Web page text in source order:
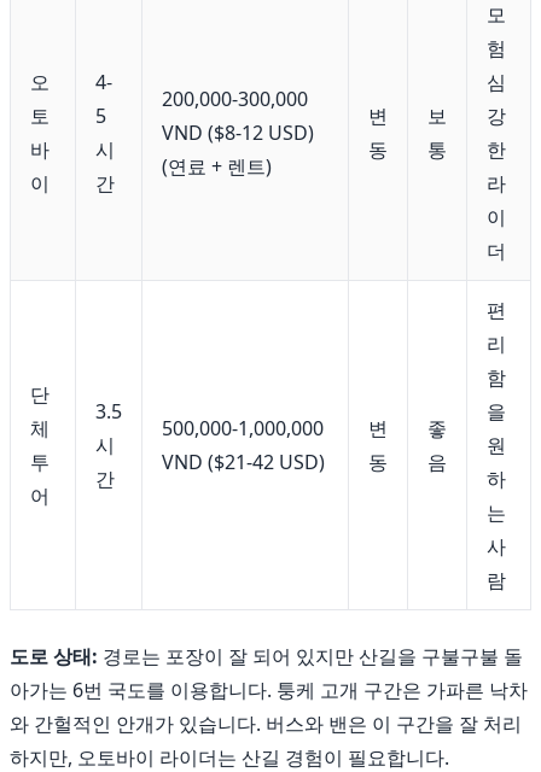
오
토
바
이
4-
5
시
간
200,000-300,000
VND ($8-12 USD)
(연료 + 렌트)
변
동
보
통
모
험
심
강
한
라
이
더
단
체
투
어
3.5
시
간
500,000-1,000,000
VND ($21-42 USD)
변
동
좋
음
편
리
함
을
원
하
는
사
람
도로 상태: 경로는 포장이 잘 되어 있지만 산길을 구불구불 돌
아가는 6번 국도를 이용합니다. 퉁케 고개 구간은 가파른 낙차
와 간헐적인 안개가 있습니다. 버스와 밴은 이 구간을 잘 처리
하지만, 오토바이 라이더는 산길 경험이 필요합니다.